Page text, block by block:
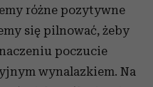
różne pozytywne
się pilnować, żeby
poczucie
wynalazkiem. Na